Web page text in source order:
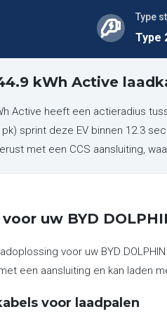
Type
Type
kWh Active
Active heeft een actieradius
sprint deze EV binnen 12.3
met een CCS aansluiting,
uw BYD
voor uw BYD
een aansluiting en kan laden
voor laadpalen